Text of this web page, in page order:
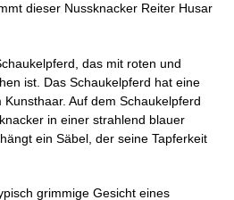
dieser Nussknacker Reiter Husar
das mit roten und
ist. Das Schaukelpferd hat eine
Auf dem Schaukelpferd
in einer strahlend blauer
ein Säbel, der seine Tapferkeit
grimmige Gesicht eines